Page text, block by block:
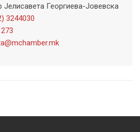
Јелисавета Георгиева-Јовевска
3244030